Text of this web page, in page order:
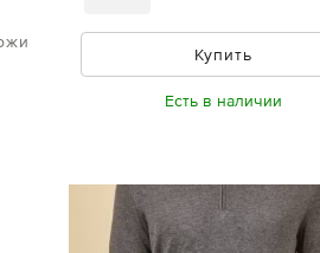
Купить
Есть в наличии